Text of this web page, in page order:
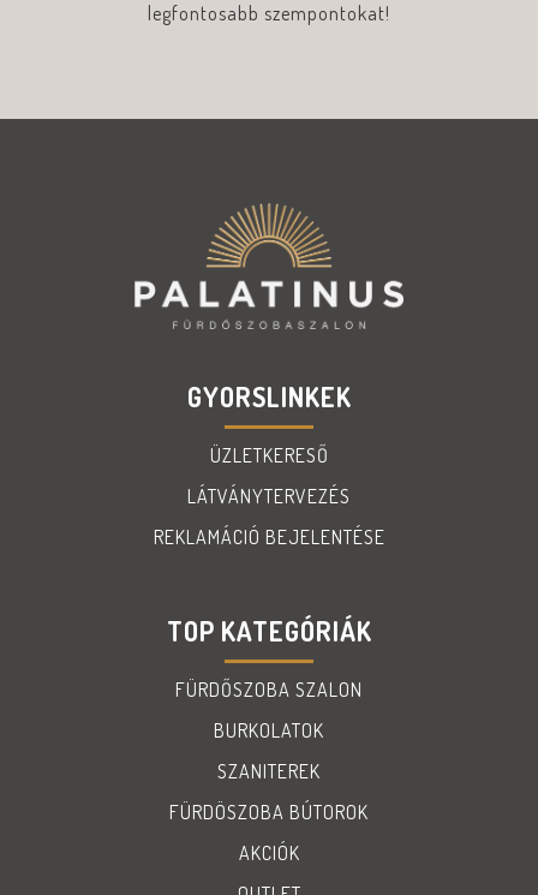
legfontosabb szempontokat!
GYORSLINKEK
ÜZLETKERESŐ
LÁTVÁNYTERVEZÉS
REKLAMÁCIÓ BEJELENTÉSE
TOP KATEGÓRIÁK
FÜRDŐSZOBA SZALON
BURKOLATOK
SZANITEREK
FÜRDÖSZOBA BÚTOROK
AKCIÓK